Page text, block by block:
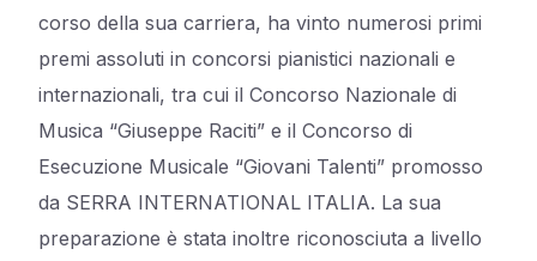
corso della sua carriera, ha vinto numerosi primi
premi assoluti in concorsi pianistici nazionali e
internazionali, tra cui il Concorso Nazionale di
Musica “Giuseppe Raciti” e il Concorso di
Esecuzione Musicale “Giovani Talenti” promosso
da SERRA INTERNATIONAL ITALIA. La sua
preparazione è stata inoltre riconosciuta a livello